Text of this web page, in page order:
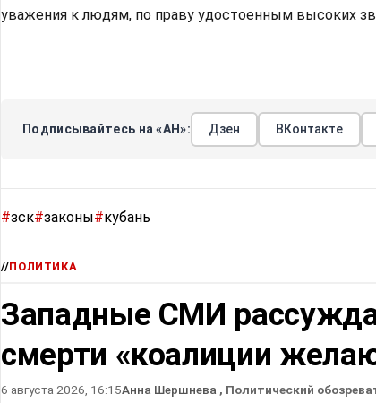
уважения к людям, по праву удостоенным высоких
Подписывайтесь на «АН»: Дзен ВКонтакте
#зск#законы#кубань
//ПОЛИТИКА
Западные СМИ
смерти «коалиции
6 августа 2026, 16:15Анна Шершнева , Политический